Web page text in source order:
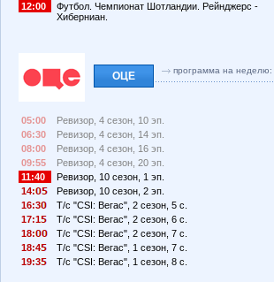
12:00
Футбол. Чемпионат Шотландии. Рейнджерс -
Хиберниан.
ОЦЕ программа на неделю:
05:00
Ревизор, 4 сезон, 10 эп.
06:30
Ревизор, 4 сезон, 14 эп.
08:00
Ревизор, 4 сезон, 16 эп.
09:55
Ревизор, 4 сезон, 20 эп.
11:40
Ревизор, 10 сезон, 1 эп.
14:
Ревизор, 10 сезон, 2 эп.
16:3
Т/с "CSI: Вегас", 2 сезон, 5 с.
17:1
Т/с "CSI: Вегас", 2 сезон, 6 с.
18:
Т/с "CSI: Вегас", 2 сезон, 7 с.
18:4
Т/с "CSI: Вегас", 1 сезон, 7 с.
19:3
Т/с "CSI: Вегас", 1 сезон, 8 с.